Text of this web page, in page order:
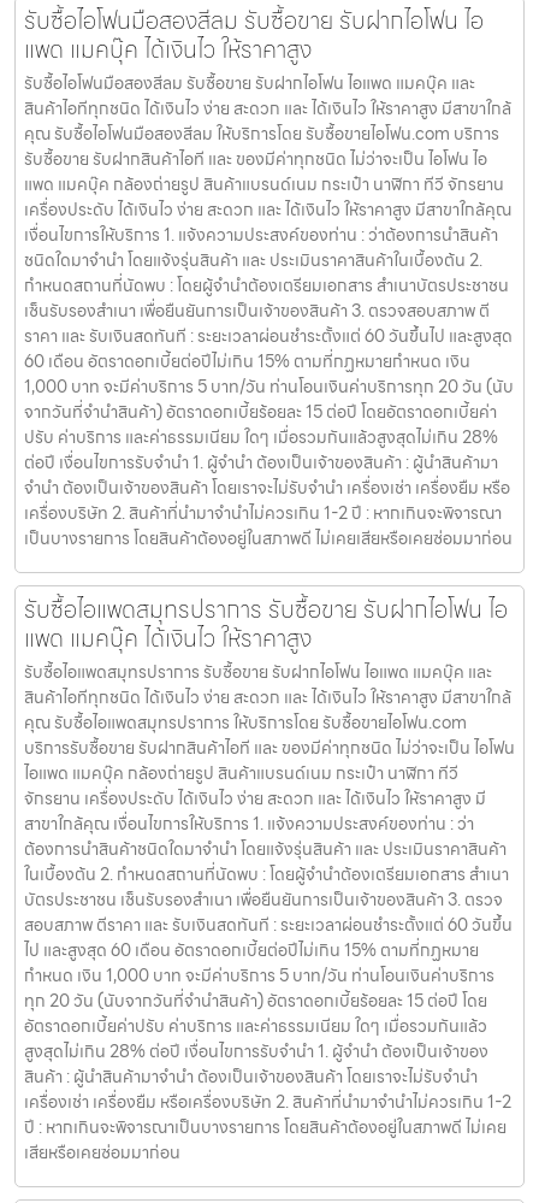
รับซื้อไอโฟนมือสองสีลม รับซื้อขาย รับฝากไอโฟน ไอ
แพด แมคบุ๊ค ได้เงินไว ให้ราคาสูง
รับซื้อไอโฟนมือสองสีลม รับซื้อขาย รับฝากไอโฟน ไอแพด แมคบุ๊ค และ
สินค้าไอทีทุกชนิด ได้เงินไว ง่าย สะดวก และ ได้เงินไว ให้ราคาสูง มีสาขาใกล้
คุณ รับซื้อไอโฟนมือสองสีลม ให้บริการโดย รับซื้อขายไอโฟน.com บริการ
รับซื้อขาย รับฝากสินค้าไอที และ ของมีค่าทุกชนิด ไม่ว่าจะเป็น ไอโฟน ไอ
แพด แมคบุ๊ค กล้องถ่ายรูป สินค้าแบรนด์เนม กระเป๋า นาฬิกา ทีวี จักรยาน
เครื่องประดับ ได้เงินไว ง่าย สะดวก และ ได้เงินไว ให้ราคาสูง มีสาขาใกล้คุณ
เงื่อนไขการให้บริการ 1. แจ้งความประสงค์ของท่าน : ว่าต้องการนำสินค้า
ชนิดใดมาจำนำ โดยแจ้งรุ่นสินค้า และ ประเมินราคาสินค้าในเบื้องต้น 2.
กำหนดสถานที่นัดพบ : โดยผู้จำนำต้องเตรียมเอกสาร สำเนาบัตรประชาชน
เซ็นรับรองสำเนา เพื่อยืนยันการเป็นเจ้าของสินค้า 3. ตรวจสอบสภาพ ตี
ราคา และ รับเงินสดทันที : ระยะเวลาผ่อนชำระตั้งแต่ 60 วันขึ้นไป และสูงสุด
60 เดือน อัตราดอกเบี้ยต่อปีไม่เกิน 15% ตามที่กฏหมายกำหนด เงิน
1,000 บาท จะมีค่าบริการ 5 บาท/วัน ท่านโอนเงินค่าบริการทุก 20 วัน (นับ
จากวันที่จำนำสินค้า) อัตราดอกเบี้ยร้อยละ 15 ต่อปี โดยอัตราดอกเบี้ยค่า
ปรับ ค่าบริการ และค่าธรรมเนียม ใดๆ เมื่อรวมกันแล้วสูงสุดไม่เกิน 28%
ต่อปี เงื่อนไขการรับจำนำ 1. ผู้จำนำ ต้องเป็นเจ้าของสินค้า : ผู้นำสินค้ามา
จำนำ ต้องเป็นเจ้าของสินค้า โดยเราจะไม่รับจำนำ เครื่องเช่า เครื่องยืม หรือ
เครื่องบริษัท 2. สินค้าที่นำมาจำนำไม่ควรเกิน 1-2 ปี : หากเกินจะพิจารณา
เป็นบางรายการ โดยสินค้าต้องอยู่ในสภาพดี ไม่เคยเสียหรือเคยซ่อมมาก่อน
รับซื้อไอแพดสมุทรปราการ รับซื้อขาย รับฝากไอโฟน ไอ
แพด แมคบุ๊ค ได้เงินไว ให้ราคาสูง
รับซื้อไอแพดสมุทรปราการ รับซื้อขาย รับฝากไอโฟน ไอแพด แมคบุ๊ค และ
สินค้าไอทีทุกชนิด ได้เงินไว ง่าย สะดวก และ ได้เงินไว ให้ราคาสูง มีสาขาใกล้
คุณ รับซื้อไอแพดสมุทรปราการ ให้บริการโดย รับซื้อขายไอโฟน.com
บริการรับซื้อขาย รับฝากสินค้าไอที และ ของมีค่าทุกชนิด ไม่ว่าจะเป็น ไอโฟน
ไอแพด แมคบุ๊ค กล้องถ่ายรูป สินค้าแบรนด์เนม กระเป๋า นาฬิกา ทีวี
จักรยาน เครื่องประดับ ได้เงินไว ง่าย สะดวก และ ได้เงินไว ให้ราคาสูง มี
สาขาใกล้คุณ เงื่อนไขการให้บริการ 1. แจ้งความประสงค์ของท่าน : ว่า
ต้องการนำสินค้าชนิดใดมาจำนำ โดยแจ้งรุ่นสินค้า และ ประเมินราคาสินค้า
ในเบื้องต้น 2. กำหนดสถานที่นัดพบ : โดยผู้จำนำต้องเตรียมเอกสาร สำเนา
บัตรประชาชน เซ็นรับรองสำเนา เพื่อยืนยันการเป็นเจ้าของสินค้า 3. ตรวจ
สอบสภาพ ตีราคา และ รับเงินสดทันที : ระยะเวลาผ่อนชำระตั้งแต่ 60 วันขึ้น
ไป และสูงสุด 60 เดือน อัตราดอกเบี้ยต่อปีไม่เกิน 15% ตามที่กฏหมาย
กำหนด เงิน 1,000 บาท จะมีค่าบริการ 5 บาท/วัน ท่านโอนเงินค่าบริการ
ทุก 20 วัน (นับจากวันที่จำนำสินค้า) อัตราดอกเบี้ยร้อยละ 15 ต่อปี โดย
อัตราดอกเบี้ยค่าปรับ ค่าบริการ และค่าธรรมเนียม ใดๆ เมื่อรวมกันแล้ว
สูงสุดไม่เกิน 28% ต่อปี เงื่อนไขการรับจำนำ 1. ผู้จำนำ ต้องเป็นเจ้าของ
สินค้า : ผู้นำสินค้ามาจำนำ ต้องเป็นเจ้าของสินค้า โดยเราจะไม่รับจำนำ
เครื่องเช่า เครื่องยืม หรือเครื่องบริษัท 2. สินค้าที่นำมาจำนำไม่ควรเกิน 1-2
ปี : หากเกินจะพิจารณาเป็นบางรายการ โดยสินค้าต้องอยู่ในสภาพดี ไม่เคย
เสียหรือเคยซ่อมมาก่อน